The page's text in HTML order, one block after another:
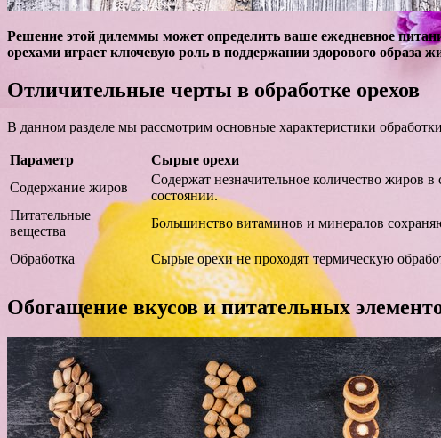
Решение этой дилеммы может определить ваше ежедневное
орехами играет ключевую роль в поддержании здорового образа
Отличительные черты в обработке орехов
В данном разделе мы рассмотрим основные характеристики
Параметр Сырые орехи
Содержание жиров
Содержат незначительное количество жиров в
состоянии.
Питательные
вещества
Большинство витаминов и минералов
Обработка Сырые орехи не проходят термическую
Обогащение вкусов и питательных